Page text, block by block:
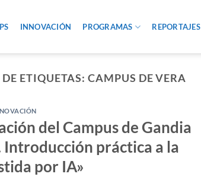
INNOVACIÓN PROGRAMAS REPORTAJES
ETIQUETAS:CAMPUS DE VERA
del Campus de Gandia
Introducción práctica a la
por IA»